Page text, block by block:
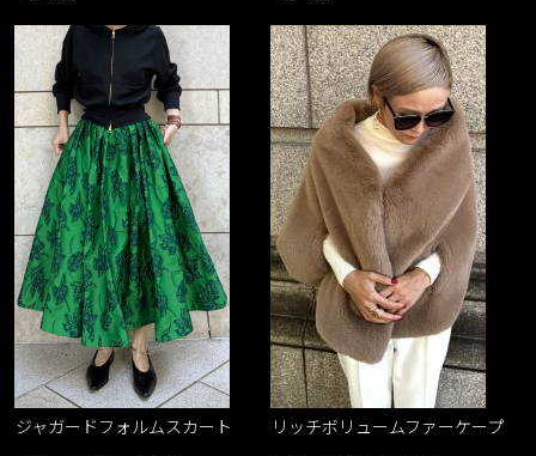
ジャガードフォルムスカート
リッチボリュームファーケープ